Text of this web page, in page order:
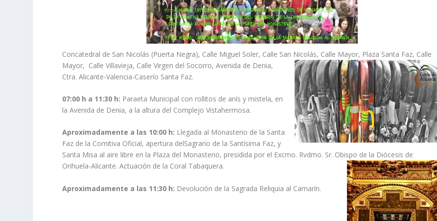
Concatedral de San Nicolás (Puerta Negra), Calle Miguel Soler, Calle San Nicolás, Calle Mayor, Plaza Santa Faz, Calle
Mayor, Calle Villavieja, Calle Virgen del Socorro, Avenida de Denia,
Ctra. Alicante-Valencia-Caserío Santa Faz.
07:00 h a 11:30 h: Paraeta Municipal con rollitos de anís y mistela, en
la Avenida de Denia, a la altura del Complejo Vistahermosa.
Aproximadamente a las 10:00 h: Llegada al Monasterio de la Santa
Faz de la Comitiva Oficial, apertura delSagrario de la Santísima Faz, y
Santa Misa al aire libre en la Plaza del Monasterio, presidida por el Excmo. Rvdmo. Sr. Obispo de la Diócesis de
Orihuela-Alicante. Actuación de la Coral Tabaquera.
Aproximadamente a las 11:30 h: Devolución de la Sagrada Reliquia al Camarín.